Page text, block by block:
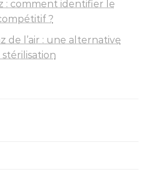
: comment identifier le
?
de l’air : une alternative